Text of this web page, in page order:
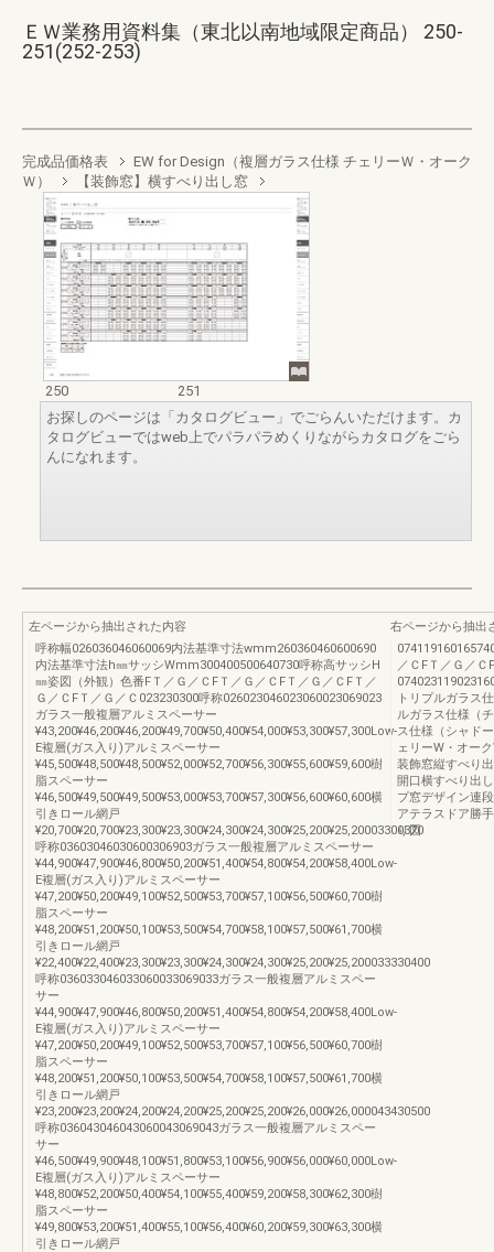
ＥＷ業務用資料集（東北以南地域限定商品） 250-
251(252-253)
完成品価格表
EW for Design（複層ガラス仕様 チェリーＷ・オーク
Ｗ）
【装飾窓】横すべり出し窓
250
251
お探しのページは「カタログビュー」でごらんいただけます。カ
タログビューではweb上でパラパラめくりながらカタログをごら
んになれます。
左ページから抽出された内容
呼称幅026036046060069内法基準寸法wmm260360460600690
内法基準寸法h㎜サッシWmm300400500640730呼称高サッシH
㎜姿図（外観）色番FＴ／Ｇ／ＣFＴ／Ｇ／ＣFＴ／Ｇ／ＣFＴ／
Ｇ／ＣFＴ／Ｇ／Ｃ023230300呼称026023046023060023069023
ガラス一般複層アルミスペーサー
¥43,200¥46,200¥46,200¥49,700¥50,400¥54,000¥53,300¥57,300Low-
E複層(ガス入り)アルミスペーサー
¥45,500¥48,500¥48,500¥52,000¥52,700¥56,300¥55,600¥59,600樹
脂スペーサー
¥46,500¥49,500¥49,500¥53,000¥53,700¥57,300¥56,600¥60,600横
引きロール網戸
¥20,700¥20,700¥23,300¥23,300¥24,300¥24,300¥25,200¥25,20003300370
呼称03603046030600306903ガラス一般複層アルミスペーサー
¥44,900¥47,900¥46,800¥50,200¥51,400¥54,800¥54,200¥58,400Low-
E複層(ガス入り)アルミスペーサー
¥47,200¥50,200¥49,100¥52,500¥53,700¥57,100¥56,500¥60,700樹
脂スペーサー
¥48,200¥51,200¥50,100¥53,500¥54,700¥58,100¥57,500¥61,700横
引きロール網戸
¥22,400¥22,400¥23,300¥23,300¥24,300¥24,300¥25,200¥25,200033330400
呼称036033046033060033069033ガラス一般複層アルミスペー
サー
¥44,900¥47,900¥46,800¥50,200¥51,400¥54,800¥54,200¥58,400Low-
E複層(ガス入り)アルミスペーサー
¥47,200¥50,200¥49,100¥52,500¥53,700¥57,100¥56,500¥60,700樹
脂スペーサー
¥48,200¥51,200¥50,100¥53,500¥54,700¥58,100¥57,500¥61,700横
引きロール網戸
¥23,200¥23,200¥24,200¥24,200¥25,200¥25,200¥26,000¥26,000043430500
呼称036043046043060043069043ガラス一般複層アルミスペー
サー
¥46,500¥49,900¥48,100¥51,800¥53,100¥56,900¥56,000¥60,000Low-
E複層(ガス入り)アルミスペーサー
¥48,800¥52,200¥50,400¥54,100¥55,400¥59,200¥58,300¥62,300樹
脂スペーサー
¥49,800¥53,200¥51,400¥55,100¥56,400¥60,200¥59,300¥63,300横
引きロール網戸
右ページから抽出
／ＣFＴ／Ｇ／Ｃ
トリプルガラス
ルガラス仕様（
ス仕様（シャド
ェリーW・オー
装飾窓縦すべり
開口横すべり出
プ窓デザイン連
アテラスドア勝
り図